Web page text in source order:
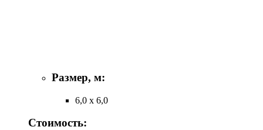
Размер, м:
6,0 х 6,0
Стоимость: